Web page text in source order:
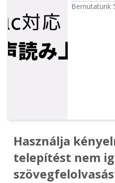
Bemutatunk
Használja
telepítést nem